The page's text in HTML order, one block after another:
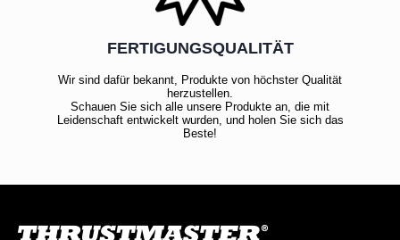
FERTIGUNGSQUALITÄT
Wir sind dafür bekannt, Produkte von höchster Qualität
herzustellen.
Schauen Sie sich alle unsere Produkte an, die mit
Leidenschaft entwickelt wurden, und holen Sie sich das
Beste!